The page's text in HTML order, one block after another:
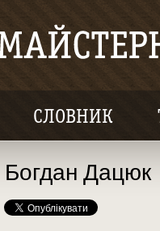
СЛОВНИК
Богдан Дацюк